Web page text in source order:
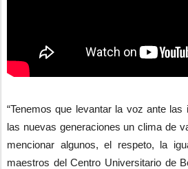
“Tenemos que levantar la voz ante
las nuevas generaciones un clima de
mencionar algunos, el respeto, la
maestros del Centro Universitario de